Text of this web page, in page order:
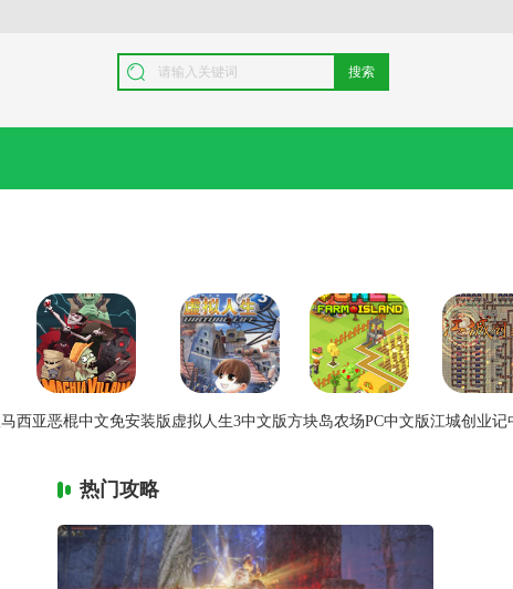
搜索
马西亚恶棍中文免安装版 虚拟人生3中文版方块岛农场PC中文版江城创业记
热门攻略